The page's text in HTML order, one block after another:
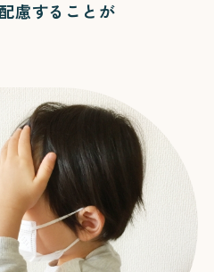
慮することが